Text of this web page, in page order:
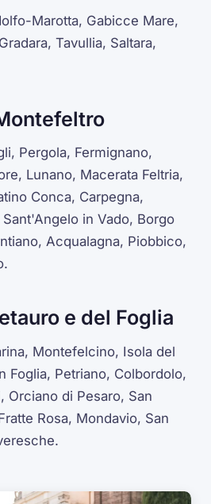
Marotta, Gabicce Mare,
Tavullia, Saltara,
Pergola, Fermignano,
Lunano, Macerata Feltria,
Conca, Carpegna,
in Vado, Borgo
Acqualagna, Piobbico,
e del Foglia
Montefelcino, Isola del
Foglia, Petriano, Colbordolo,
Orciano di Pesaro, San
Rosa, Mondavio, San